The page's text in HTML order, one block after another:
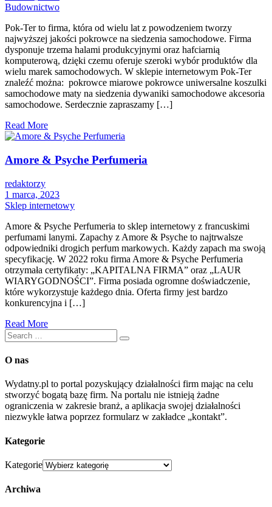
Budownictwo
Pok-Ter to firma, która od wielu lat z powodzeniem tworzy
najwyższej jakości pokrowce na siedzenia samochodowe. Firma
dysponuje trzema halami produkcyjnymi oraz hafciarnią
komputerową, dzięki czemu oferuje szeroki wybór produktów dla
wielu marek samochodowych. W sklepie internetowym Pok-Ter
znaleźć można: pokrowce miarowe pokrowce uniwersalne koszulki
samochodowe maty na siedzenia dywaniki samochodowe akcesoria
samochodowe. Serdecznie zapraszamy […]
Read More
Amore & Psyche Perfumeria
redaktorzy
1 marca, 2023
Sklep internetowy
Amore & Psyche Perfumeria to sklep internetowy z francuskimi
perfumami lanymi. Zapachy z Amore & Psyche to najtrwalsze
odpowiedniki drogich perfum markowych. Każdy zapach ma swoją
specyfikację. W 2022 roku firma Amore & Psyche Perfumeria
otrzymała certyfikaty: „KAPITALNA FIRMA” oraz „LAUR
WIARYGODNOŚCI”. Firma posiada ogromne doświadczenie,
które wykorzystuje każdego dnia. Oferta firmy jest bardzo
konkurencyjna i […]
Read More
O nas
Wydatny.pl to portal pozyskujący działalności firm mając na celu
stworzyć bogatą bazę firm. Na portalu nie istnieją żadne
ograniczenia w zakresie branż, a aplikacja swojej działalności
niezwykle łatwa poprzez formularz w zakładce „kontakt”.
Kategorie
Kategorie
Archiwa